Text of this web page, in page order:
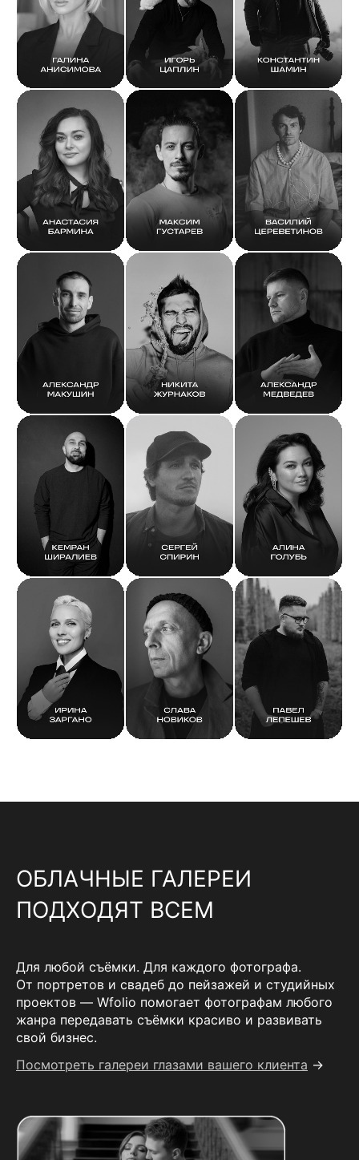
ОБЛАЧНЫЕ ГАЛЕРЕИ
ПОДХОДЯТ ВСЕМ
Для любой съёмки. Для каждого фотографа.
От портретов и свадеб до пейзажей и студийных
проектов — Wfolio помогает фотографам любого
жанра передавать съёмки красиво и развивать
свой бизнес.
Посмотреть галереи глазами вашего клиента →